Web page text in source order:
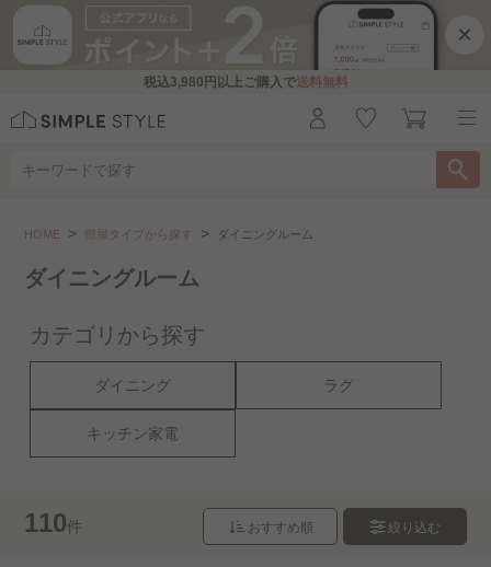
×
税込3,980円 以上ご購入で送料無料
HOME 部屋タイプから探す ダイニングルーム
リビングルーム
キッズルーム 押し入れ・クローゼット..
洗面所・バスルーム
ダイニングルーム
カテゴリから探す
ダイニング ラグ
キッチン家電
110件 おすすめ順 絞り込む